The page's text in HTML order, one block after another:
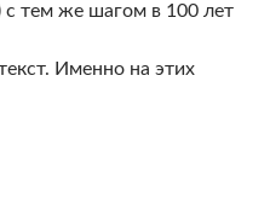
с тем же шагом в 100 лет
Именно на этих